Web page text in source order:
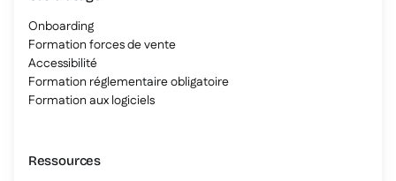
Onboarding
Formation forces de vente
Accessibilité
Formation réglementaire obligatoire
Formation aux logiciels
Ressources